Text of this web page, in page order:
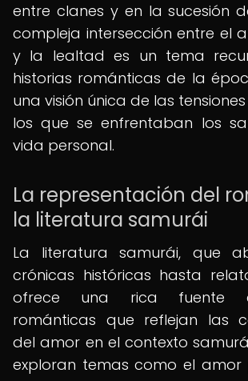
entre clanes y en la sucesión
compleja intersección entre el
y la lealtad es un tema
historias románticas de la
una visión única de las
los que se enfrentaban los
vida personal.
La representación del
la literatura samurái
La literatura samurái, que
crónicas históricas hasta
ofrece una rica fuente
románticas que reflejan las
del amor en el contexto
exploran temas como el amor